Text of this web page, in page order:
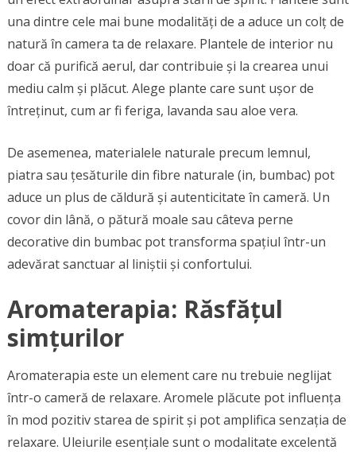
una dintre cele mai bune modalități de a aduce un colț de
natură în camera ta de relaxare. Plantele de interior nu
doar că purifică aerul, dar contribuie și la crearea unui
mediu calm și plăcut. Alege plante care sunt ușor de
întreținut, cum ar fi feriga, lavanda sau aloe vera.
De asemenea, materialele naturale precum lemnul,
piatra sau țesăturile din fibre naturale (in, bumbac) pot
aduce un plus de căldură și autenticitate în cameră. Un
covor din lână, o pătură moale sau câteva perne
decorative din bumbac pot transforma spațiul într-un
adevărat sanctuar al liniștii și confortului.
Aromaterapia: Răsfățul
simțurilor
Aromaterapia este un element care nu trebuie neglijat
într-o cameră de relaxare. Aromele plăcute pot influența
în mod pozitiv starea de spirit și pot amplifica senzația de
relaxare. Uleiurile esențiale sunt o modalitate excelentă